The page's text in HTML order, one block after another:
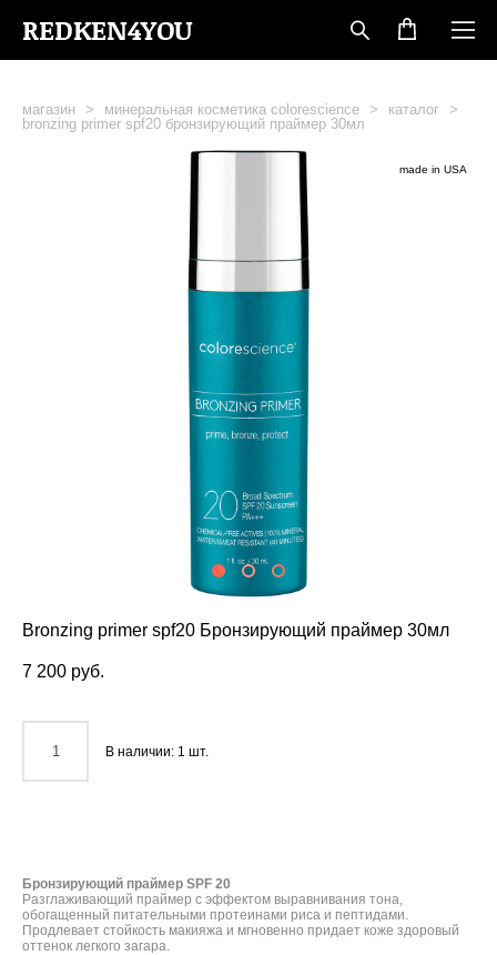
REDKEN4YOU
магазин > минеральная косметика colorescience > каталог
>
bronzing primer spf20 бронзирующий праймер 30мл
made in USA
Bronzing primer spf20 Бронзирующий праймер 30мл
7 200 pуб.
В наличии: 1 шт.
Бронзирующий праймер SPF 20
Разглаживающий праймер с эффектом выравнивания тона,
обогащенный питательными протеинами риса и пептидами.
Продлевает стойкость макияжа и мгновенно придает коже здоровый
оттенок легкого загара.